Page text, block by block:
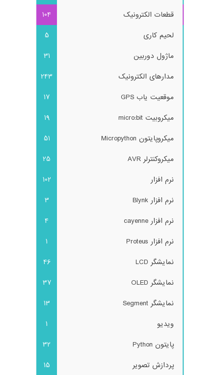
قطعات الکترونیک
104
لحیم کاری
5
ماژول دوربین
31
مدارهای الکترونیک
243
موقعیت یاب GPS
17
میکروبیت micro:bit
19
میکروپایتون Micropython
51
میکروکنترلر AVR
25
نرم افزار
102
نرم افزار Blynk
3
نرم افزار cayenne
4
نرم افزار Proteus
1
نمایشگر LCD
46
نمایشگر OLED
37
نمایشگر Segment
13
ویدیو
1
پایتون Python
32
پردازش تصویر
15